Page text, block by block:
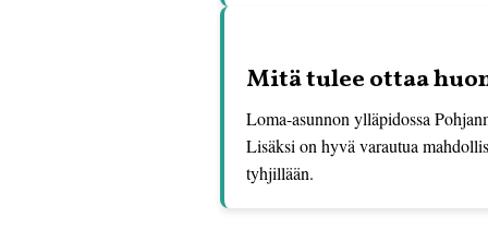
Mitä tulee ottaa
Loma-asunnon ylläpidossa
Lisäksi on hyvä varautua
tyhjillään.